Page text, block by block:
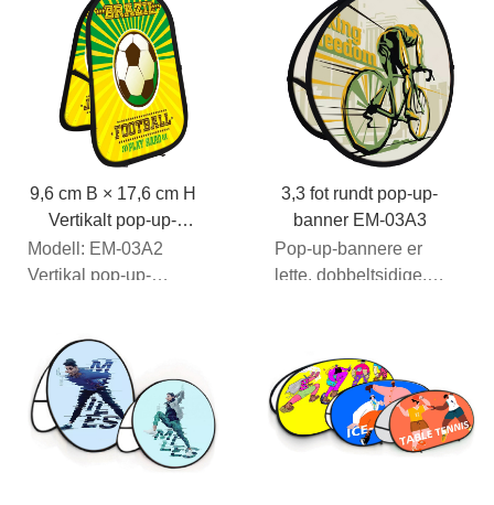
10' fotp...
ned...
9,6 cm B × 17,6 cm H
Vertikalt pop-up-
banner EM-03A2
Modell: EM-03A2
Vertikal pop-up-
3,28' B × 6,56'
HPrin...
3,3 fot rundt pop-up-
banner EM-03A3
Pop-up-bannere er
lette, dobbeltsidige,